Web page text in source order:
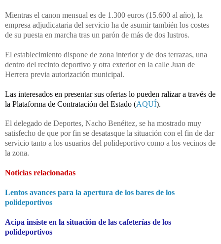
Mientras el canon mensual es de 1.300 euros (15.600 al año), la
empresa adjudicataria del servicio ha de asumir también los costes
de su puesta en marcha tras un parón de más de dos lustros.
El establecimiento dispone de zona interior y de dos terrazas, una
dentro del recinto deportivo y otra exterior en la calle Juan de
Herrera previa autorización municipal.
Las interesados en presentar sus ofertas lo pueden ralizar a través de
la Plataforma de Contratación del Estado (AQUÍ).
El delegado de Deportes, Nacho Benéitez, se ha mostrado muy
satisfecho de que por fin se desatasque la situación con el fin de dar
servicio tanto a los usuarios del polideportivo como a los vecinos de
la zona.
Noticias relacionadas
Lentos avances para la apertura de los bares de los
polideportivos
Acipa insiste en la situación de las cafeterías de los
polideportivos